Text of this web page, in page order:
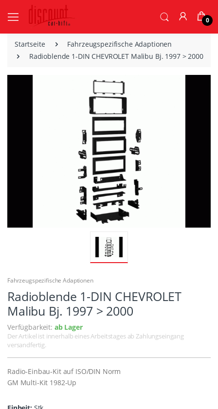
0
Startseite
Fahrzeugspezifische Adaptionen
Radioblende 1-DIN CHEVROLET Malibu Bj. 1997 > 2000
Fahrzeugspezifische Adaptionen
Radioblende 1-DIN CHEVROLET
Malibu Bj. 1997 > 2000
Verfügbarkeit: ab Lager
Der Artikel ist innerhalb eines Arbeitstages ab Zahlungseingang
versandfertig.
Radio-Einbau-Kit auf ISO/DIN Norm
GM Multi-Kit 1982-Up